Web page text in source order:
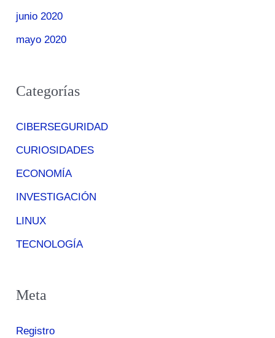
junio 2020
mayo 2020
Categorías
CIBERSEGURIDAD
CURIOSIDADES
ECONOMÍA
INVESTIGACIÓN
LINUX
TECNOLOGÍA
Meta
Registro